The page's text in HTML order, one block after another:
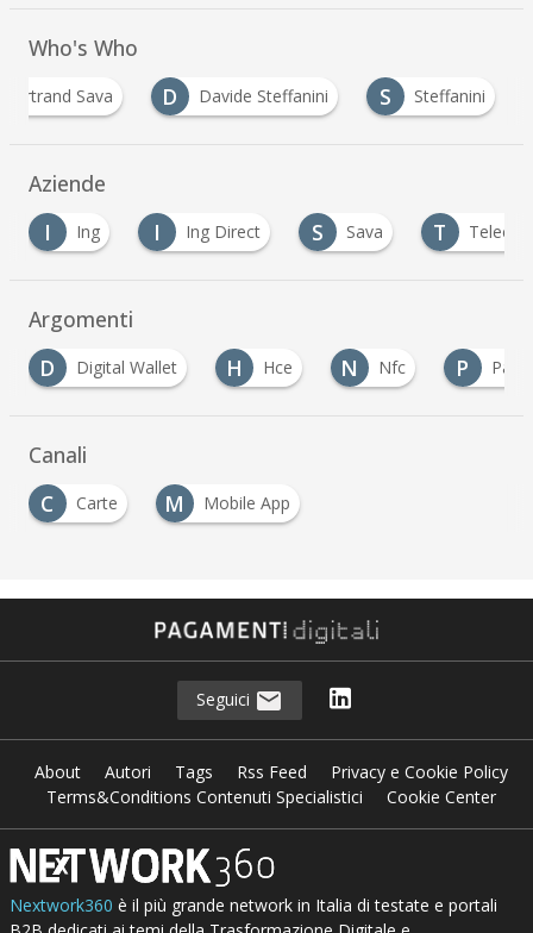
Who's Who
Bertrand Sava D Davide Steffanini S Steffanini
Aziende
I Ing Direct S Sava T Telecom Italia
Argomenti
H Hce Nfc Partnership W
Canali
C
Carte M Mobile App
Seguici
About Autori Tags Rss Feed
Privacy e Cookie Policy
Terms&Conditions Contenuti Specialistici
Cookie Center
Nextwork360 è il più grande network in Italia di testate e portali